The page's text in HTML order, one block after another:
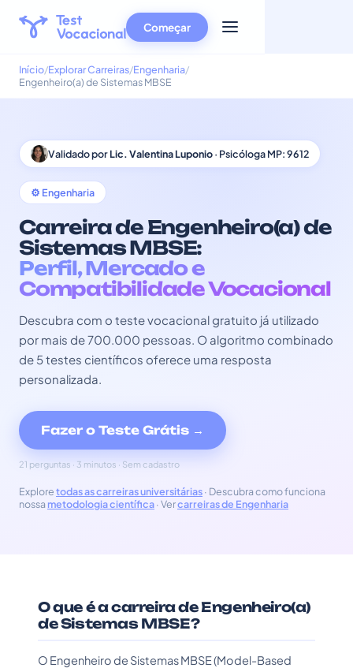
Começar
Início Explorar Carreiras Engenharia
Engenheiro(a) de Sistemas MBSE
Validado porLic. Valentina Luponio· Psicóloga MP: 9612
⚙️ Engenharia
Carreira de Engenheiro(a) de
Sistemas MBSE:
Perfil, Mercado e
Compatibilidade Vocacional
Descubra com o teste vocacional gratuito já utilizado
por mais de 700.000 pessoas. O algoritmo combinado
de 5 testes científicos oferece uma resposta
personalizada.
Fazer o Teste Grátis →
21 perguntas · 3 minutos · Sem cadastro
Exploretodas as carreiras universitárias· Descubra como funciona
nossa metodologia científica· Vercarreiras de Engenharia
O que é a carreira de Engenheiro(a)
de Sistemas MBSE?
O Engenheiro de Sistemas MBSE (Model-Based